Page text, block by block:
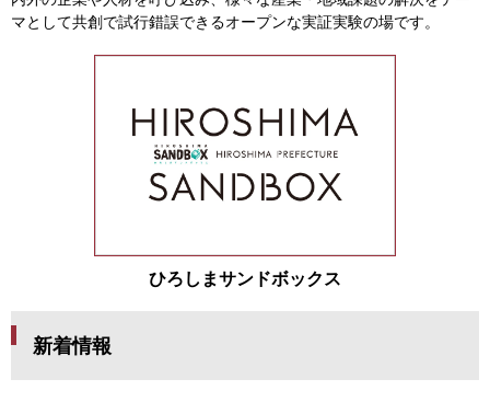
マとして共創で試行錯誤できるオープンな実証実験の場です。
ひろしまサンドボックス
新着情報